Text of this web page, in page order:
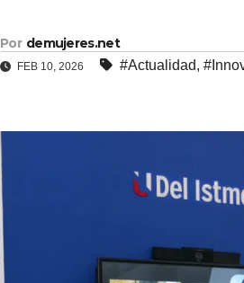
Por demujeres.net
FEB 10, 2026 #Actualidad,